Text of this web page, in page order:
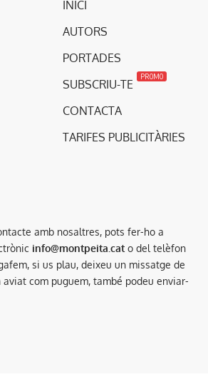
INICI
AUTORS
PORTADES
SUBSCRIU-TE
PROMO
CONTACTA
TARIFES PUBLICITÀRIES
amb nosaltres, pots fer-ho a
info@montpeita.cat o del telèfon
si us plau, deixeu un missatge de
com puguem, també podeu enviar-